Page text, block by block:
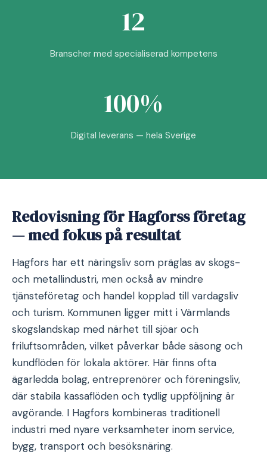
12
Branscher med specialiserad kompetens
100%
Digital leverans — hela Sverige
Redovisning för Hagforss företag
— med fokus på resultat
Hagfors har ett näringsliv som präglas av skogs-
och metallindustri, men också av mindre
tjänsteföretag och handel kopplad till vardagsliv
och turism. Kommunen ligger mitt i Värmlands
skogslandskap med närhet till sjöar och
friluftsområden, vilket påverkar både säsong och
kundflöden för lokala aktörer. Här finns ofta
ägarledda bolag, entreprenörer och föreningsliv,
där stabila kassaflöden och tydlig uppföljning är
avgörande. I Hagfors kombineras traditionell
industri med nyare verksamheter inom service,
bygg, transport och besöksnäring.